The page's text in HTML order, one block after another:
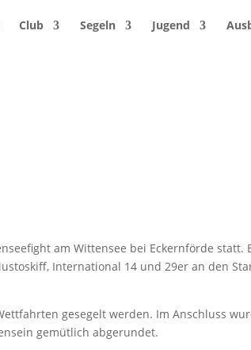
Club Segeln Jugend
am Wittensee bei Eckernförde statt.
International 14 und 29er an den
gesegelt werden. Im Anschluss
gemütlich abgerundet.